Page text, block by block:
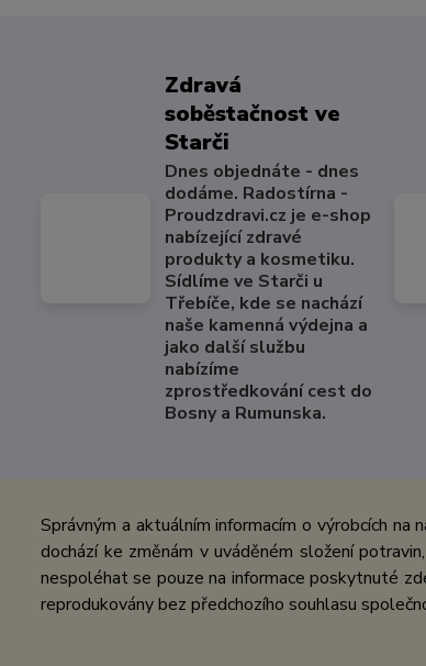
Zdravá
soběstačnost ve
Starči
Dnes objednáte - dnes
dodáme. Radostírna -
Proudzdravi.cz je e-shop
nabízející zdravé
produkty a kosmetiku.
Sídlíme ve Starči u
Třebíče, kde se nachází
naše kamenná výdejna a
jako další službu
nabízíme
zprostředkování cest do
Bosny a Rumunska.
Správným a aktuálním informacím o výrobcích
dochází ke změnám v uváděném složení
nespoléhat se pouze na informace poskytnuté
reprodukovány bez předchozího souhlasu